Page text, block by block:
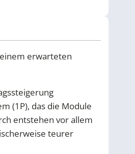
erwarteten
(1P), das die Module
entstehen vor allem
teurer